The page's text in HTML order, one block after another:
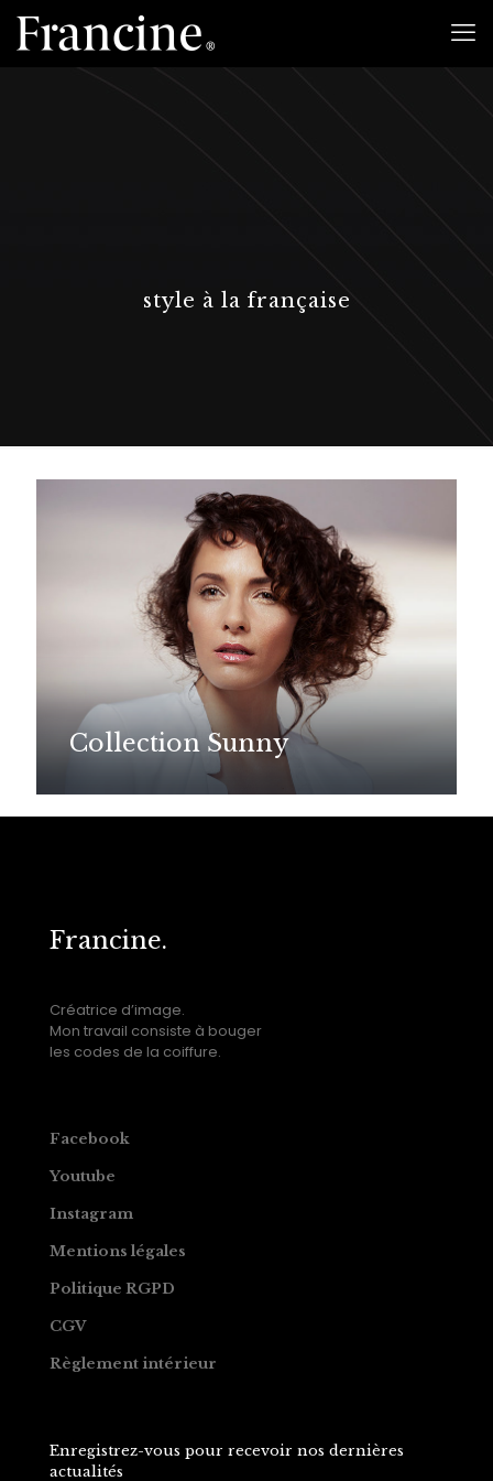
style à la française
Collection Sunny
Francine.
Créatrice d’image.
Mon travail consiste à bouger
les codes de la coiffure.
Facebook
Youtube
Instagram
Mentions légales
Politique RGPD
CGV
Règlement intérieur
Enregistrez-vous pour recevoir nos dernières
actualités